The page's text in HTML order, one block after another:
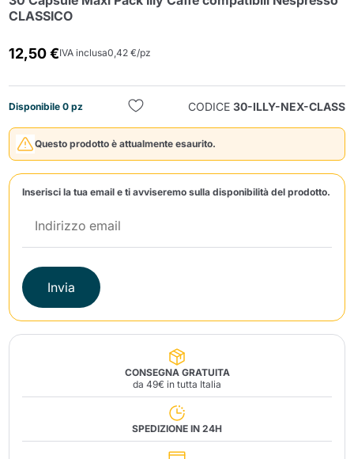
CLASSICO
12,50 €IVA inclusa0,42 €/pz
Disponibile 0 pz CODICE 30-ILLY-NEX-CLASS
Questo prodotto è attualmente esaurito.
Inserisci la tua email e ti avviseremo sulla disponibilità del prodotto.
Invia
CONSEGNA GRATUITA
da 49€ in tutta Italia
SPEDIZIONE IN 24H
Invia